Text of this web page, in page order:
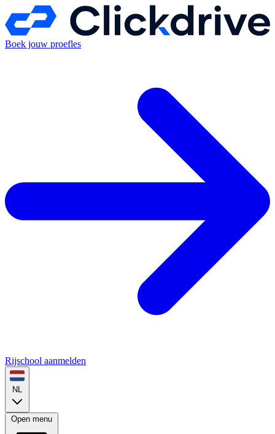
Boek jouw proefles
Rijschool aanmelden
NL
Open menu